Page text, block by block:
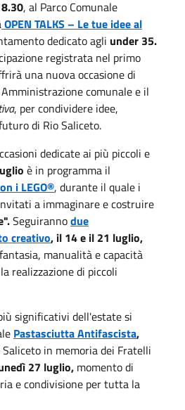
, al Parco Comunale
OPEN TALKS – Le tue idee al
dedicato agli under 35.
registrata nel primo
una nuova occasione di
comunale e il
, per condividere idee,
di Rio Saliceto.
dedicate ai più piccoli e
è in programma il
i LEGO®, durante il quale i
a immaginare e costruire
Seguirannodue
creativo, il 14 e il 21 luglio,
manualità e capacità
realizzazione di piccoli
significativi dell'estate si
Pastasciutta Antifascista,
Saliceto in memoria dei Fratelli
27 luglio, momento di
e condivisione per tutta la